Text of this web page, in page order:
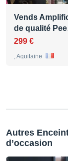
Vends
de qualité
299 €
, Aquitaine
Autres
d’occasion